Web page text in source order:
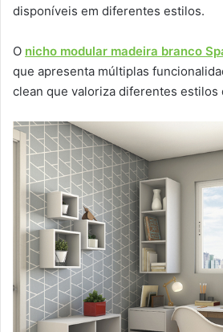
disponíveis em diferentes estilos.
O nicho modular madeira branco
que apresenta múltiplas
clean que valoriza diferentes estilos